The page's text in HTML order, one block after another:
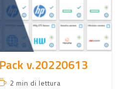
v.20220613
2 min di lettura